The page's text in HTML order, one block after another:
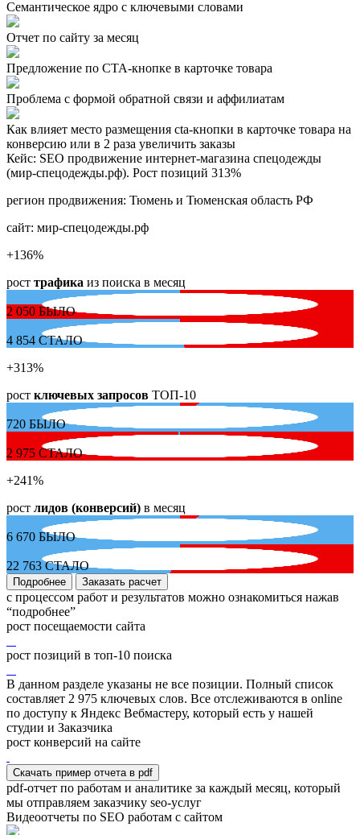
Семантическое ядро с ключевыми словами
Отчет по сайту за месяц
Предложение по СТА-кнопке в карточке товара
Проблема с формой обратной связи и аффилиатам
Как влияет место размещения cta-кнопки в карточке товара на
конверсию или в 2 раза увеличить заказы
Кейс: SEO продвижение интернет-магазина спецодежды
(мир-спецодежды.рф). Рост позиций 313%
регион продвижения: Тюмень и Тюменская область РФ
сайт: мир-спецодежды.рф
+136%
рост трафика из поиска в месяц
2 050 БЫЛО
4 854 СТАЛО
+313%
рост ключевых запросов ТОП-10
720 БЫЛО
2 975 СТАЛО
+241%
рост лидов (конверсий) в месяц
6 670 БЫЛО
22 763СТАЛО
Подробнее Заказать расчет
с процессом работ и результатов можно ознакомиться нажав
“подробнее”
рост посещаемости сайта
рост позиций в топ-10 поиска
В данном разделе указаны не все позиции. Полный список
составляет 2 975 ключевых слов. Все отслеживаются в online
по доступу к Яндекс Вебмастеру, который есть у нашей
студии и Заказчика
рост конверсий на сайте
Скачать пример отчета в pdf
pdf-отчет по работам и аналитике за каждый месяц, который
мы отправляем заказчику seo-услуг
Видеоотчеты по SEO работам с сайтом